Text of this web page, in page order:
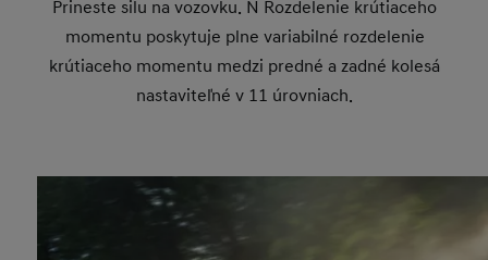
Prineste silu na vozovku. N Rozdelenie krútiaceho
momentu poskytuje plne variabilné rozdelenie
krútiaceho momentu medzi predné a zadné kolesá
nastaviteľné v 11 úrovniach.